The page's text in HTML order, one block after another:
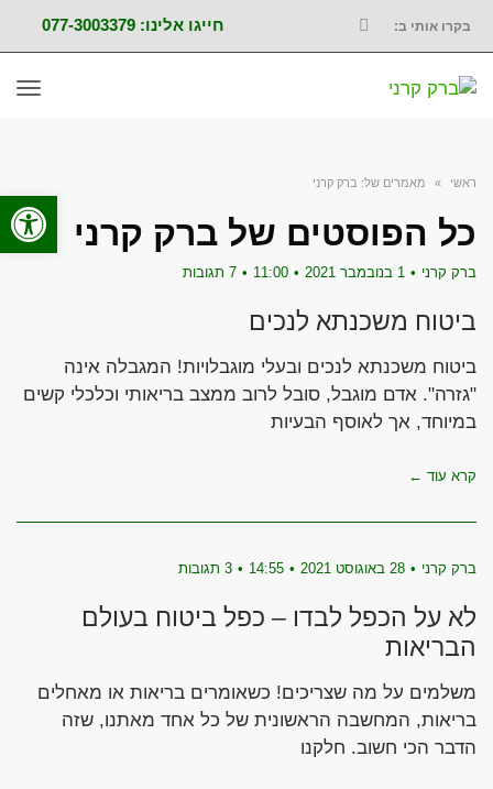
פתח
בקרו אותי ב:
FACEBOOK
חייגו אלינו: 077-3003379
ראשי » מאמרים של: ברק קרני
כל הפוסטים של ברק קרני
ברק קרני 1 בנובמבר 2021 11:00 7 תגובות
ביטוח משכנתא לנכים
ביטוח משכנתא לנכים ובעלי מוגבלויות! המגבלה אינה
"גזרה". אדם מוגבל, סובל לרוב ממצב בריאותי וכלכלי קשים
במיוחד, אך לאוסף הבעיות
קרא עוד ←
ברק קרני 28 באוגוסט 2021 14:55 3 תגובות
לא על הכפל לבדו – כפל ביטוח בעולם
הבריאות
משלמים על מה שצריכים! כשאומרים בריאות או מאחלים
בריאות, המחשבה הראשונית של כל אחד מאתנו, שזה
הדבר הכי חשוב. חלקנו